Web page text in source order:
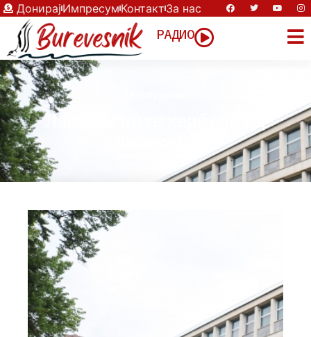
ДонирајИмпресумКонтактЗа нас
РАДИО
Лаат бесните кербери од